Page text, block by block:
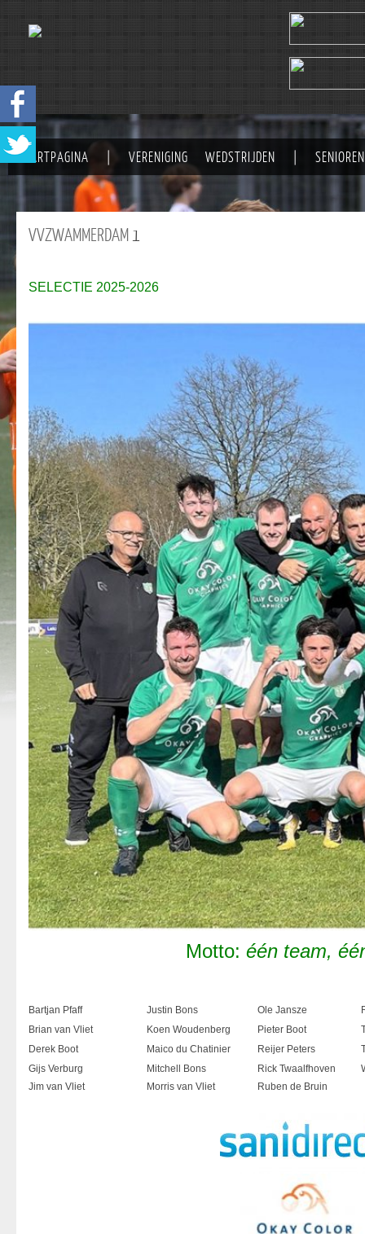
STARTPAGINA VERENIGING WEDSTRIJDEN SENIOREN
VVZWAMMERDAM1
SELECTIE 2025-2026
Motto: één team,
Bartjan Pfaff Justin Bons Ole Jansze
Brian van Vliet
Koen Woudenberg Pieter Boot
Derek Boot
Maico du Chatinier Reijer Peters
Gijs Verburg
Mitchell Bons Rick Twaalfhoven
Jim van Vliet
Morris van Vliet Ruben de Bruin